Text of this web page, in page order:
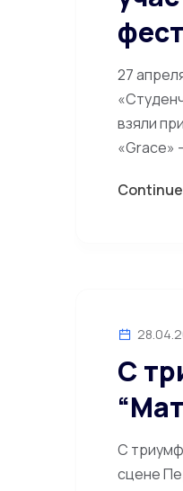
27
взяли
«Grace»
С
С
сцене